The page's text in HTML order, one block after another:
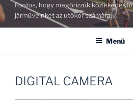
Fontos, hogy megőrizzük
járműveinket az utókor számára.
Menü
DIGITAL CAMERA